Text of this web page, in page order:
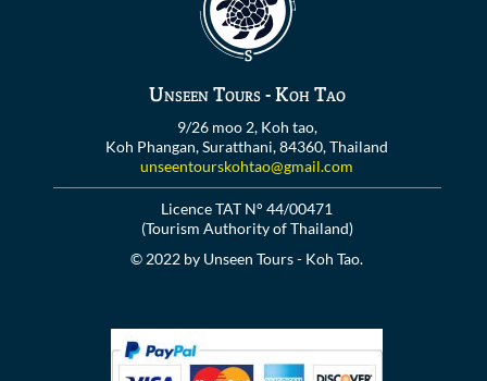
Unseen Tours - Koh Tao
9/26 moo 2, Koh tao,
Koh Phangan, Suratthani, 84360, Thailand
unseentourskohtao@gmail.com
Licence TAT N° 44/00471
(Tourism Authority of Thailand)
© 2022 by Unseen Tours - Koh Tao.